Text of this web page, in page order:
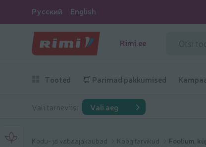
Русский English
Rimi.ee
Tooted 🛒 Parimad pakkumised
Vali tarneviis: Vali aeg
Kodu- ja vabaajakaubad Köögitarvikud Foolium,